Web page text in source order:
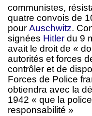
communistes,
quatre convois de
pour Auschwitz.
signées Hitler du 9
avait le droit de «
autorités et forces
contrôler et de
Forces de Police
obtiendra avec la
1942 « que la
responsabilité »